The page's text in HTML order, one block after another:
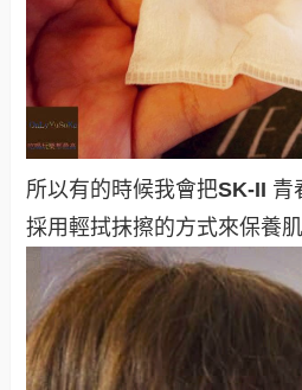
所以有的時候我會把SK-II 青
採用輕拭抹擦的方式來保養肌